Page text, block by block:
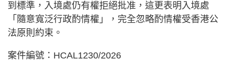
到標準，入境處仍有權拒絕批准，這更表明入境處
「隨意寬泛行政酌情權」，完全忽略酌情權受香港公
法原則約束。
案件編號：HCAL1230/2026